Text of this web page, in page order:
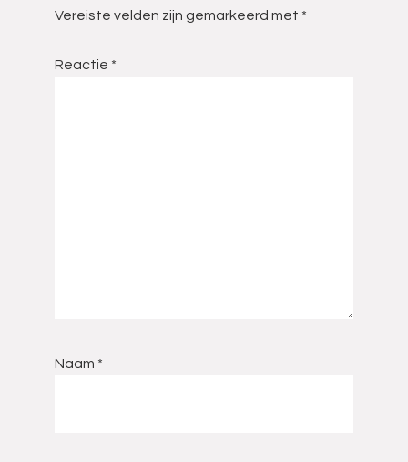
Vereiste velden zijn gemarkeerd met *
Reactie *
Naam *